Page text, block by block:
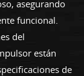
asegurando
funcional.
del
están
de